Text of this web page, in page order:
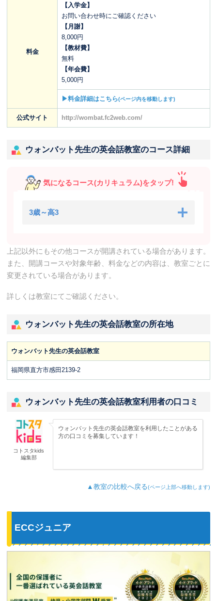
料金
【入学金】
お問い合わせ時にご確認ください
【月謝】
8,000円
【教材費】
無料
【年会費】
5,000円
▶料金詳細はこちら(ページ内を移動します)
公式サイト http://wombat.fc2web.com/
ウォンバット先生の英会話教室のコース詳細
気になるコース(カリキュラム)をタップ!
3歳～高3
上記以外にもその他コースが開講されている場合があります。
また、開講コースや対象年齢、料金などの内容は、教室ごとに
変更されている場合があります。
詳しくは教室にてご確認ください。
ウォンバット先生の英会話教室の所在地
ウォンバット先生の英会話教室
福岡県直方市感田2139-2
ウォンバット先生の英会話教室利用者の口コミ
コトスタkids
編集部
ウォンバット先生の英会話教室を利用したことがある
方の口コミを募集しています！
▲教室の比較へ戻る(ページ上部へ移動します)
ECCジュニア